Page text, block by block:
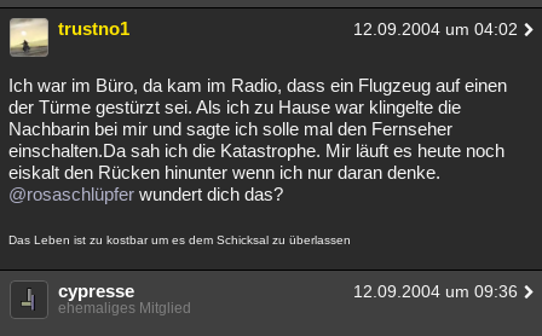
Philosophie Träume Orte Esoterik Literatur
Astronomie
Musik Clash Verbesserungen Allmystery English
Übersichten
Besucht Teilgenommen Alle Neue Geschlossen
trustno1 12.09.2004 um 04:02
Ich war im Büro, da kam im Radio, dass ein Flugzeug auf einen
der Türme gestürzt sei. Als ich zu Hause war klingelte die
Nachbarin bei mir und sagte ich solle mal den Fernseher
einschalten.Da sah ich die Katastrophe. Mir läuft es heute noch
eiskalt den Rücken hinunter wenn ich nur daran denke.
@rosaschlüpfer wundert dich das?
Das Leben ist zu kostbar um es dem Schicksal zu überlassen
cypresse 12.09.2004 um 09:36
ehemaliges Mitglied